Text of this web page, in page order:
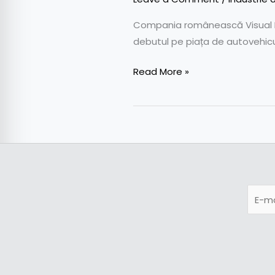
Compania românească Visual
debutul pe piața de
Read More »